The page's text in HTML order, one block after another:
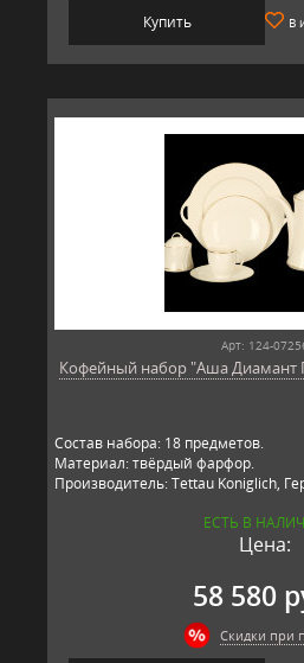
Купить В
Арт: 124-
Кофейный набор "Аша Диамант
Состав набора: 18 предметов.
Материал: твёрдый фарфор.
Производитель: Tettau Koniglich,
ЕСТЬ В
Цена:
58 580
Скидки при